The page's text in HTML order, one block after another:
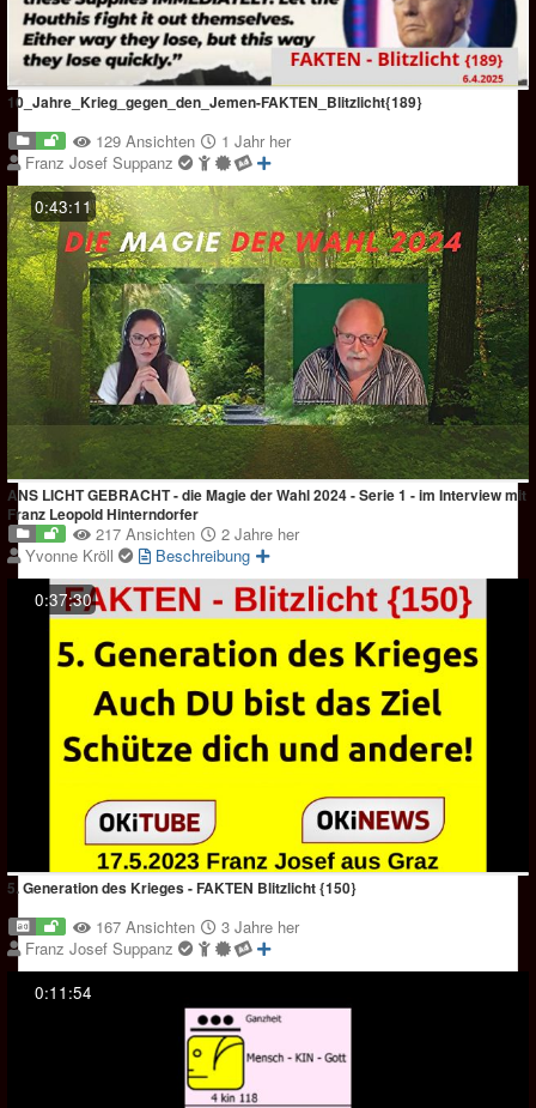
10_Jahre_Krieg_gegen_den_Jemen-FAKTEN_Blitzlicht{189}
129 Ansichten
1 Jahr her
Franz Josef Suppanz
0:43:11
ANS LICHT GEBRACHT - die Magie der Wahl 2024 - Serie 1 - im Interview mit
Franz Leopold Hinterndorfer
217 Ansichten
2 Jahre her
Yvonne Kröll
Beschreibung
0:37:30
5. Generation des Krieges - FAKTEN Blitzlicht {150}
167 Ansichten
3 Jahre her
Franz Josef Suppanz
0:11:54